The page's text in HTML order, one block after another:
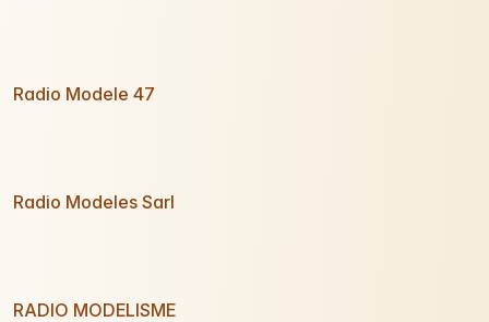
Radio Modele 47
Radio Modeles Sarl
RADIO MODELISME